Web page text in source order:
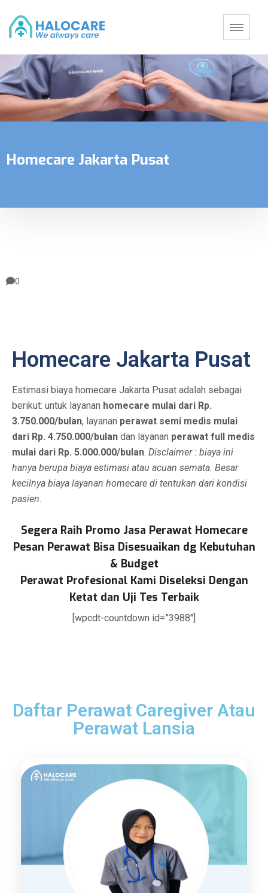
Homecare Jakarta Pusat
0
Homecare Jakarta Pusat
Estimasi biaya homecare Jakarta Pusat adalah sebagai
berikut: untuk layanan homecare mulai dari Rp.
3.750.000/bulan, layanan perawat semi medis mulai
dari Rp. 4.750.000/bulan dan layanan perawat full medis
mulai dari Rp. 5.000.000/bulan. Disclaimer : biaya ini
hanya berupa biaya estimasi atau acuan semata. Besar
kecilnya biaya layanan homecare di tentukan dari kondisi
pasien.
Segera Raih Promo Jasa Perawat Homecare
Pesan Perawat Bisa Disesuaikan dg Kebutuhan
& Budget
Perawat Profesional Kami Diseleksi Dengan
Ketat dan Uji Tes Terbaik
[wpcdt-countdown id=”3988″]
Daftar Perawat Caregiver Atau
Perawat Lansia